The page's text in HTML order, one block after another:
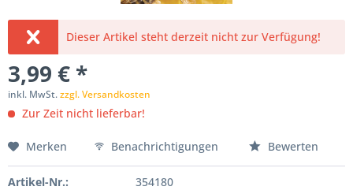
Dieser Artikel steht derzeit nicht zur Verfügung!
3,99 € *
inkl. MwSt.zzgl. Versandkosten
Zur Zeit nicht lieferbar!
Merken Benachrichtigungen Bewerten
Artikel-Nr.:
354180